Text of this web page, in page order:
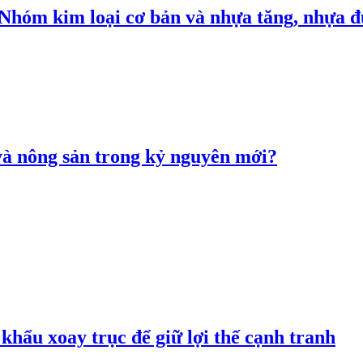
kim loại cơ bản và nhựa tăng, nhựa
nông sản trong kỷ nguyên mới?
xoay trục để giữ lợi thế cạnh tranh